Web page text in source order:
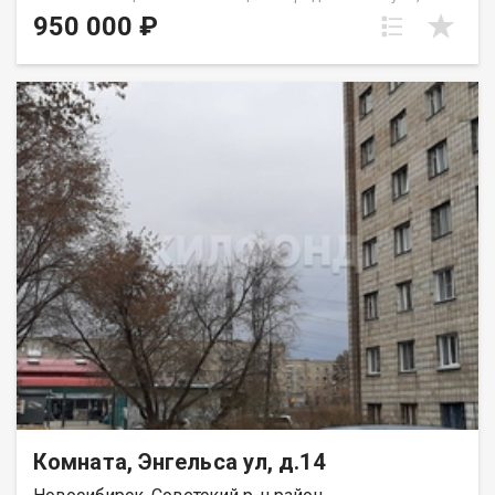
трехкомнатной квартире в хорошем состоянии.
Доля.Квартира полногабаритная,потолки высокие,кухня
школы, садик,поликлиника. Ждем на просмотр. Возможен
обмен на вашу недвижимость. Возможна продажа в
рассрочку. При звонке, пожалуйста, сообщите номер
варианта - JV009054112972.
950 000 ₽
Комната, Энгельса ул, д.14